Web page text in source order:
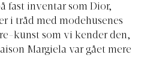
fast inventar som Dior,
i tråd med modehusenes
kunst som vi kender den,
Margiela var gået mere